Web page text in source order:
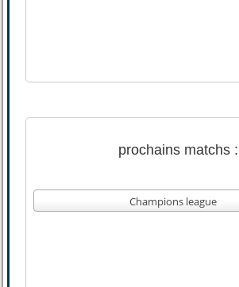
prochains matchs :
Champions league